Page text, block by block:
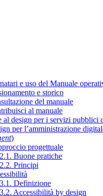
e uso del Manuale
e storico
del manuale
al manuale
al design per i servizi pubblici
per l’amministrazione
)
progettuale
Buone pratiche
Principi
Definizione
Accessibilità by design